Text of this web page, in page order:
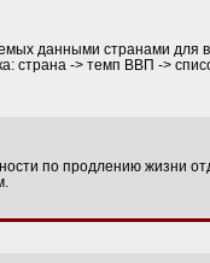
данными странами для
страна -> темп ВВП ->
по продлению жизни